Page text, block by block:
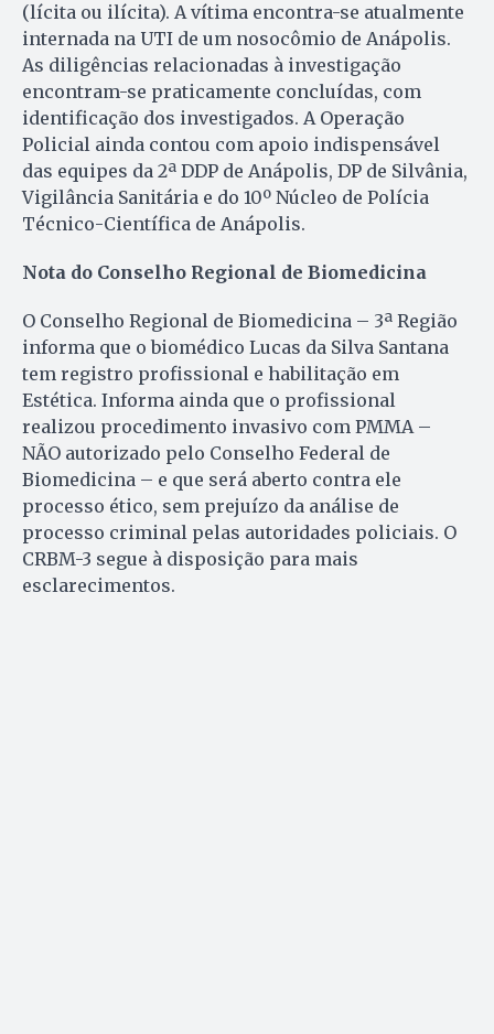
(lícita ou ilícita). A vítima encontra-se atualmente
internada na UTI de um nosocômio de Anápolis.
As diligências relacionadas à investigação
encontram-se praticamente concluídas, com
identificação dos investigados. A Operação
Policial ainda contou com apoio indispensável
das equipes da 2ª DDP de Anápolis, DP de Silvânia,
Vigilância Sanitária e do 10º Núcleo de Polícia
Técnico-Científica de Anápolis.
Nota do Conselho Regional de Biomedicina
O Conselho Regional de Biomedicina – 3ª Região
informa que o biomédico Lucas da Silva Santana
tem registro profissional e habilitação em
Estética. Informa ainda que o profissional
realizou procedimento invasivo com PMMA –
NÃO autorizado pelo Conselho Federal de
Biomedicina – e que será aberto contra ele
processo ético, sem prejuízo da análise de
processo criminal pelas autoridades policiais. O
CRBM-3 segue à disposição para mais
esclarecimentos.